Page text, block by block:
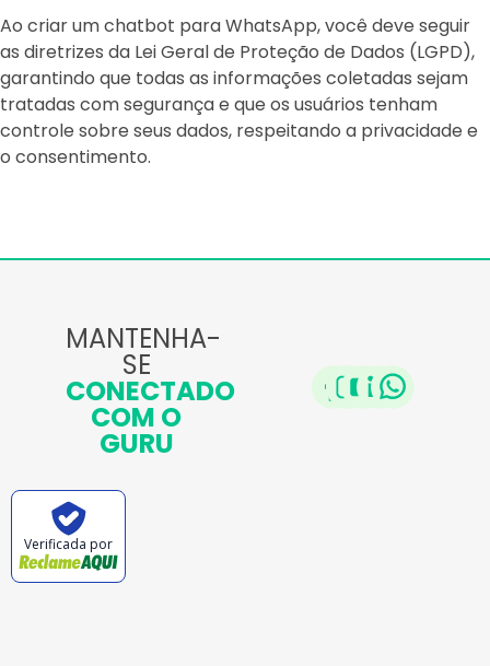
Ao criar um chatbot para WhatsApp, você deve seguir
as diretrizes da Lei Geral de Proteção de Dados (LGPD),
garantindo que todas as informações coletadas sejam
tratadas com segurança e que os usuários tenham
controle sobre seus dados, respeitando a privacidade e
o consentimento.
MANTENHA-
SE
CONECTADO
COM O
GURU
Verificada por